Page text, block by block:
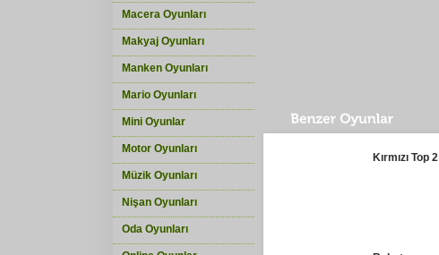
Macera Oyunları
Makyaj Oyunları
Manken Oyunları
Mario Oyunları
Mini Oyunlar
Motor Oyunları
Müzik Oyunları
Nişan Oyunları
Oda Oyunları
Kırmızı Top 2